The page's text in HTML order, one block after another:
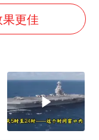
箱上涨近百元
法国下周开始禁止未经同意的电话营销
郑国霖回应去景区上班被保安拦下
设立古巴工作组
曝韩足协曾为外籍裁判安排性招待
更佳